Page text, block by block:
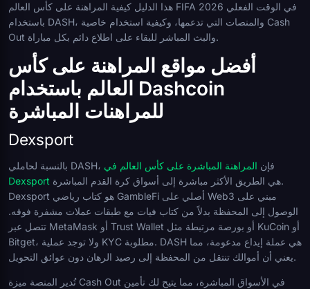
هذا الدليل كيفية المراهنة على كأس العالم FIFA 2026 في الوقت الفعلي
باستخدام DASH، والمنصات التي تدعمها، وكيفية استخدام خاصية Cash
Out والبث المباشر للبقاء على اطلاع دائم بكل مباراة.
أفضل مواقع المراهنة على كأس
العالم باستخدام Dashcoin
للمراهنات المباشرة
Dexsport
بالنسبة لحاملي DASH، فإن المراهنة المباشرة على كأس العالم في
Dexsport
Dexsport هو كتاب رياضي GambleFi أصلي على Web3 مبني على
الوصول إلى المحفظة بدلاً من كتاب فيات مع طبقات عملات مشفرة فوقه.
تتصل عبر MetaMask أو Trust Wallet أو بورصة مرتبطة مثل KuCoin أو
Bitget، ولا توجد عملية KYC مطلوبة. DASH هي عملة إيداع مدعومة، مما
يعني أن أموالك تنتقل من المحفظة إلى رصيد الرهان دون عوائق التحويل.
تُدير المنصة ميزة Cash Out في الأسواق المباشرة، مما يتيح لك تأمين